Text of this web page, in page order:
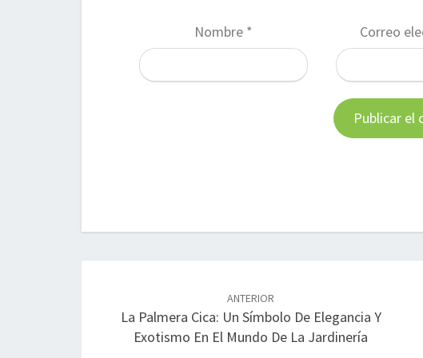
Nombre * Correo
entradas
ANTERIOR
La Palmera Cica: Un Símbolo De Elegancia Y
Exotismo En El Mundo De La Jardinería